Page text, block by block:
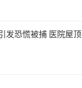
发恐慌被捕 医院屋顶